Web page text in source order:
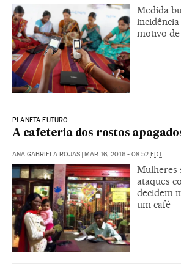
Medida
motivo
PLANETA FUTURO
A cafeteria dos rostos
ANA GABRIELA ROJAS MAR 16, 2016 - 08:52 EDT
Mulheres
ataques
decidem
um café